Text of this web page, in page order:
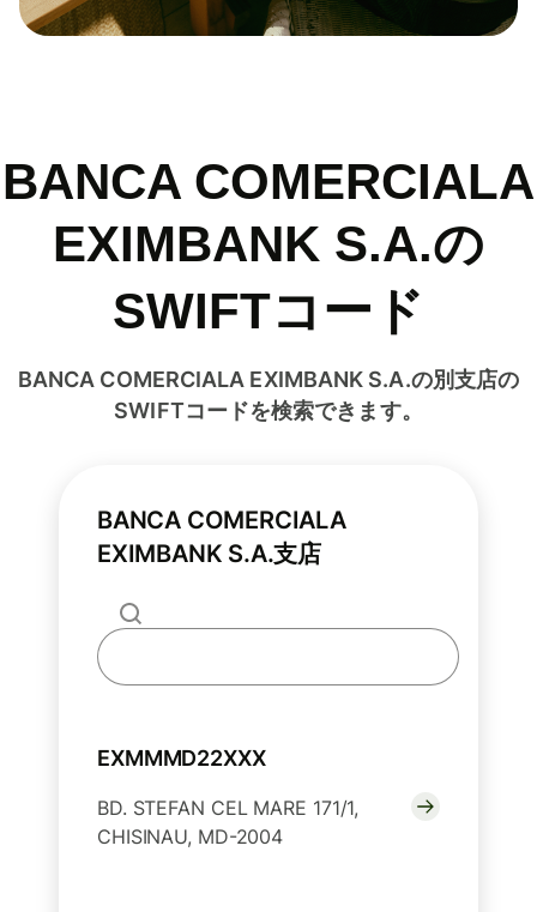
BANCA COMERCIALA
EXIMBANK S.A.の
SWIFTコード
BANCA COMERCIALA EXIMBANK S.A.の別支店の
SWIFTコードを検索できます。
BANCA COMERCIALA
EXIMBANK S.A.支店
EXMMMD22XXX
BD. STEFAN CEL MARE 171/1,
CHISINAU, MD-2004